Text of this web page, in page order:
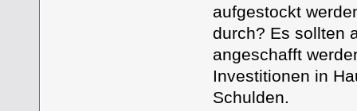
aufgestockt
durch? Es sollten
angeschafft
Investitionen in
Schulden.